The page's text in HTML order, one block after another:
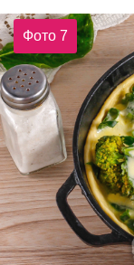
Фото 7